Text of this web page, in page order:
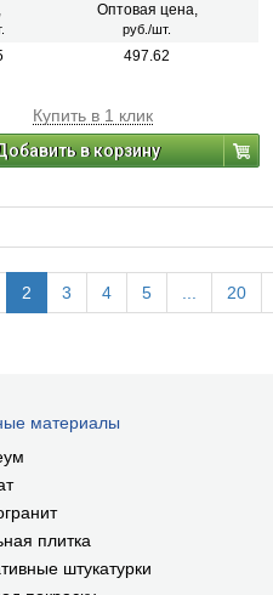
Оптовая цена,
руб./шт.
497.62
Купить в 1 клик
в корзину
2 3 4 5 20
материалы
плитка
штукатурки